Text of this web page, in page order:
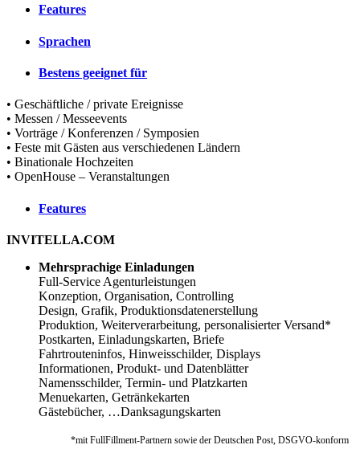
Features
Sprachen
Bestens geeignet für
• Geschäftliche / private Ereignisse
• Messen / Messeevents
• Vorträge / Konferenzen / Symposien
• Feste mit Gästen aus verschiedenen Ländern
• Binationale Hochzeiten
• OpenHouse – Veranstaltungen
Features
INVITELLA.COM
Mehrsprachige Einladungen
Full-Service Agenturleistungen
Konzeption, Organisation, Controlling
Design, Grafik, Produktionsdatenerstellung
Produktion, Weiterverarbeitung, personalisierter Versand*
Postkarten, Einladungskarten, Briefe
Fahrtrouteninfos, Hinweisschilder, Displays
Informationen, Produkt- und Datenblätter
Namensschilder, Termin- und Platzkarten
Menuekarten, Getränkekarten
Gästebücher, …Danksagungskarten
*mit FullFillment-Partnern sowie der Deutschen Post, DSGVO-konform